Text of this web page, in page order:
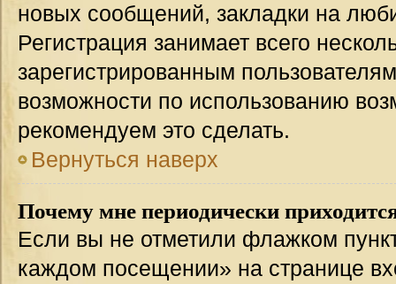
новых сообщений, закладки на
Регистрация занимает всего
зарегистрированным
возможности по использованию
рекомендуем это сделать.
Вернуться наверх
Почему мне периодически
Если вы не отметили флажком
каждом посещении» на странице